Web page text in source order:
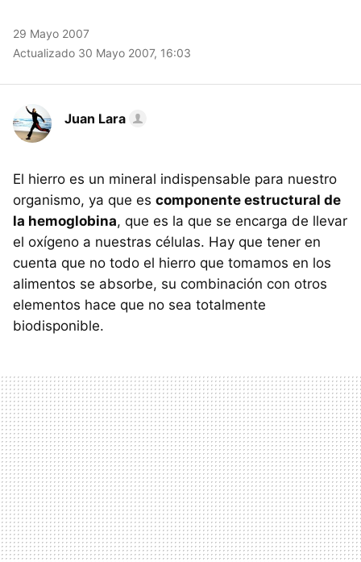
29 Mayo 2007
Actualizado 30 Mayo 2007, 16:03
Juan Lara
El hierro es un mineral indispensable para nuestro
organismo, ya que es componente estructural de
la hemoglobina, que es la que se encarga de llevar
el oxígeno a nuestras células. Hay que tener en
cuenta que no todo el hierro que tomamos en los
alimentos se absorbe, su combinación con otros
elementos hace que no sea totalmente
biodisponible.